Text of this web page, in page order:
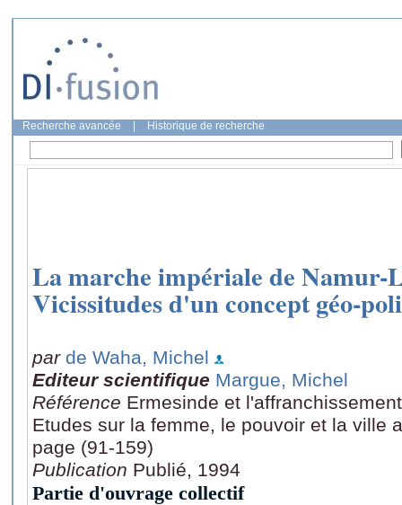
Recherche avancée Historique de recherche
La marche impériale de Namur-
Vicissitudes d'un concept géo-
par de Waha, Michel
Editeur scientifique Margue, Michel
Référence Ermesinde et
Etudes sur la femme, le pouvoir et la ville
page (91-159)
Publication Publié, 1994
Partie d'ouvrage collectif